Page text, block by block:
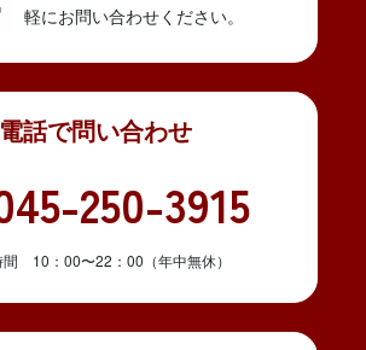
軽にお問い合わせください。
電話で問い合わせ
250-3915
間 10：00〜22：00（年中無休）